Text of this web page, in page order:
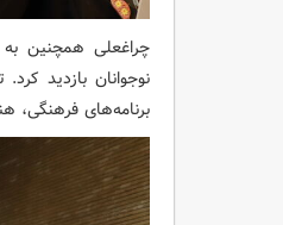
چراغعلی همچنین
نوجوانان بازدید
برنامه‌های فرهنگی،